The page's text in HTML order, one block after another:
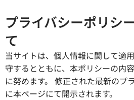
プライバシーポリシ
て
当サイトは、個人情報に関して適
守するとともに、本ポリシーの内
に努めます。 修正された最新のプ
に本ページにて開示されます。